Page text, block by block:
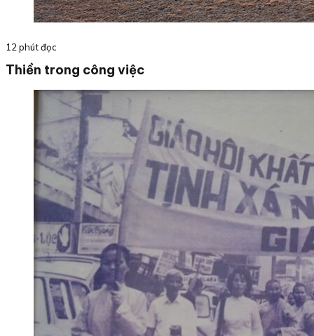
12 phút đọc
Thiền trong công việc